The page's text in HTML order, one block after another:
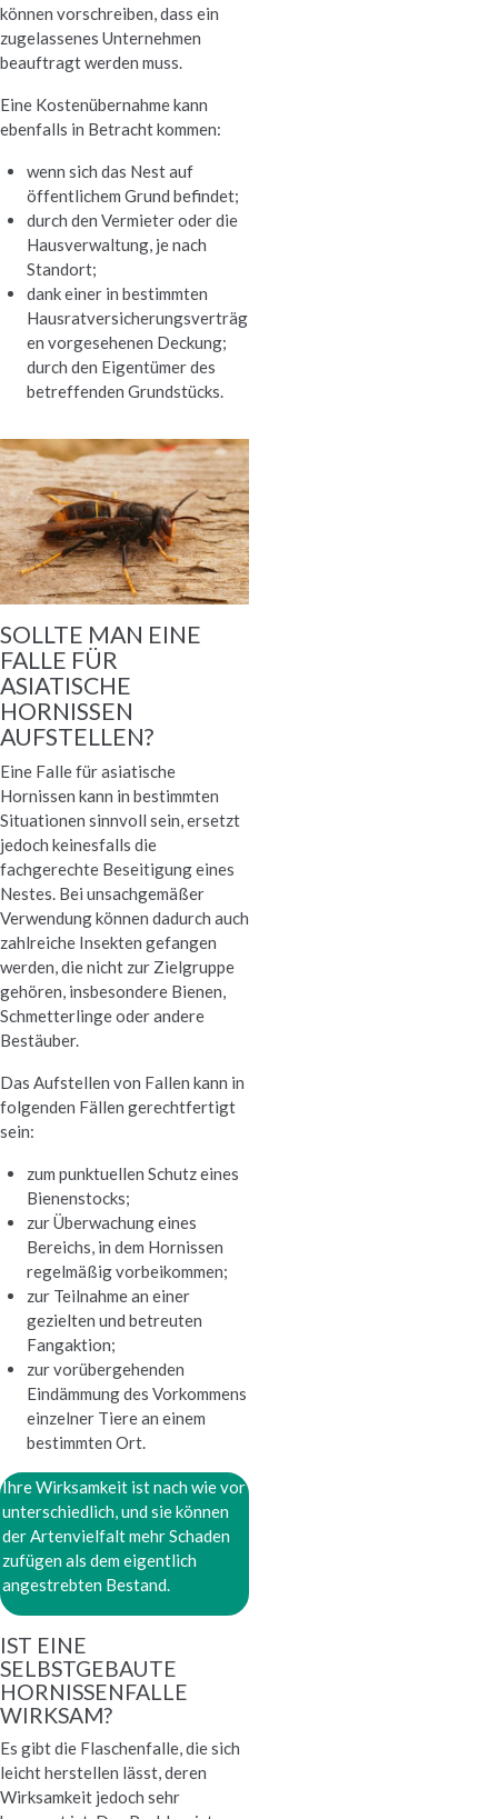
können vorschreiben, dass ein
zugelassenes Unternehmen
beauftragt werden muss.
Eine Kostenübernahme kann
ebenfalls in Betracht kommen:
wenn sich das Nest auf
öffentlichem Grund befindet;
durch den Vermieter oder die
Hausverwaltung, je nach
Standort;
dank einer in bestimmten
Hausratversicherungsverträg
en vorgesehenen Deckung;
durch den Eigentümer des
betreffenden Grundstücks.
SOLLTE MAN EINE
FALLE FÜR
ASIATISCHE
HORNISSEN
AUFSTELLEN?
Eine Falle für asiatische
Hornissen kann in bestimmten
Situationen sinnvoll sein, ersetzt
jedoch keinesfalls die
fachgerechte Beseitigung eines
Nestes. Bei unsachgemäßer
Verwendung können dadurch auch
zahlreiche Insekten gefangen
werden, die nicht zur Zielgruppe
gehören, insbesondere Bienen,
Schmetterlinge oder andere
Bestäuber.
Das Aufstellen von Fallen kann in
folgenden Fällen gerechtfertigt
sein:
zum punktuellen Schutz eines
Bienenstocks;
zur Überwachung eines
Bereichs, in dem Hornissen
regelmäßig vorbeikommen;
zur Teilnahme an einer
gezielten und betreuten
Fangaktion;
zur vorübergehenden
Eindämmung des Vorkommens
einzelner Tiere an einem
bestimmten Ort.
Ihre Wirksamkeit ist nach wie vor
unterschiedlich, und sie können
der Artenvielfalt mehr Schaden
zufügen als dem eigentlich
angestrebten Bestand.
IST EINE
SELBSTGEBAUTE
HORNISSENFALLE
WIRKSAM?
Es gibt die Flaschenfalle, die sich
leicht herstellen lässt, deren
Wirksamkeit jedoch sehr